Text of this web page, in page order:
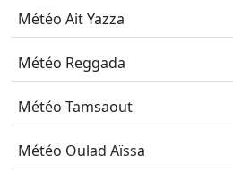
Météo Ait Yazza
Météo Reggada
Météo Tamsaout
Météo Oulad Aïssa